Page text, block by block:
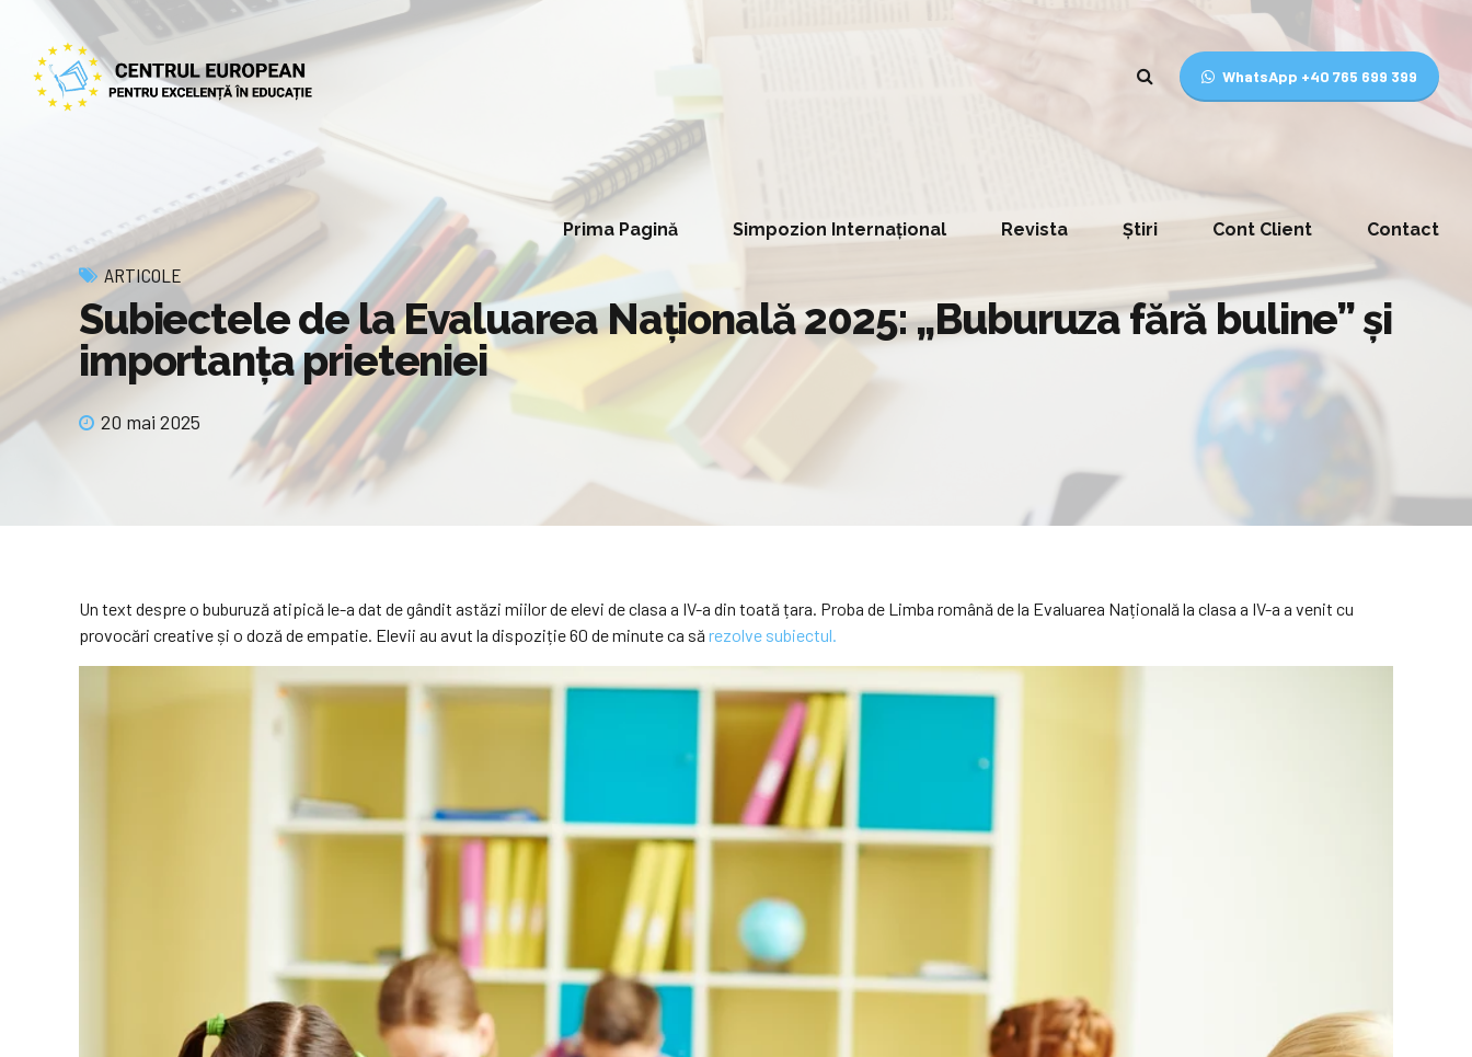
WhatsApp +40 765 699 399
Prima Pagină Simpozion Internațional Revista Știri Cont Client Contact
ARTICOLE
Subiectele de la Evaluarea Națională 2025: „Buburuza fără buline” și
importanța prieteniei
20 mai 2025
Un text despre o buburuză atipică le-a dat de gândit astăzi miilor de elevi de clasa a IV-a din toată țara. Proba de Limba română de la Evaluarea Națională la clasa a IV-a a venit cu
provocări creative și o doză de empatie. Elevii au avut la dispoziție 60 de minute ca să rezolve subiectul.